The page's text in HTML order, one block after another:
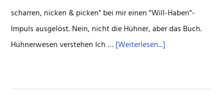
scharren, nicken & picken" bei mir einen "Will-Haben"-
Impuls ausgelöst. Nein, nicht die Hühner, aber das Buch.
Hühnerwesen verstehen Ich … [Weiterlesen...]
Garten